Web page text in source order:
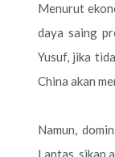
Menurut
daya saing
Yusuf, jika
China akan
Namun,
Lantas, sikap